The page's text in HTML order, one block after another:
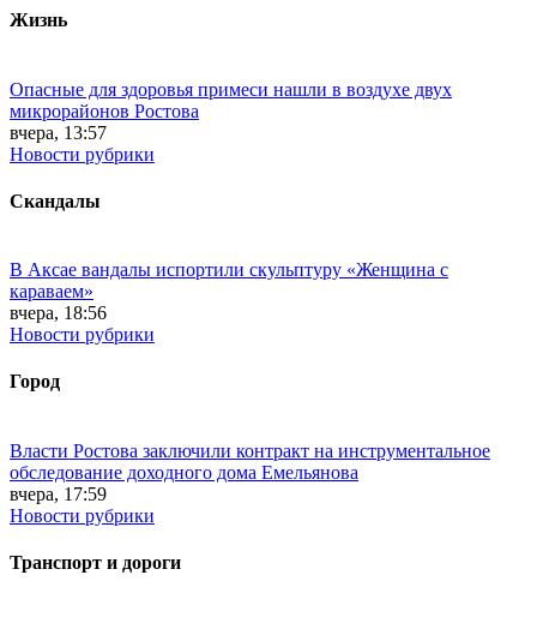
Жизнь
Опасные для здоровья примеси нашли в воздухе двух
микрорайонов Ростова
вчера, 13:57
Новости рубрики
Скандалы
В Аксае вандалы испортили скульптуру «Женщина с
караваем»
вчера, 18:56
Новости рубрики
Город
Власти Ростова заключили контракт на инструментальное
обследование доходного дома Емельянова
вчера, 17:59
Новости рубрики
Транспорт и дороги